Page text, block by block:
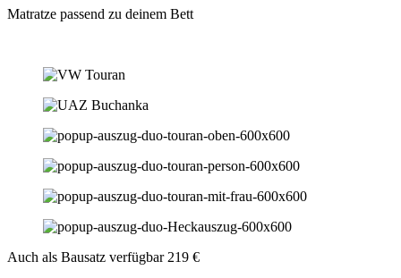
Matratze passend zu deinem Bett
Auch als Bausatz verfügbar 219 €